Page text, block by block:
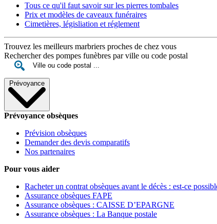
Tous ce qu'il faut savoir sur les pierres tombales
Prix et modèles de caveaux funéraires
Cimetières, législiation et réglement
Trouvez les meilleurs marbriers proches de chez vous
Rechercher des pompes funèbres par ville ou code postal
Prévoyance
Prévoyance obsèques
Prévision obsèques
Demander des devis comparatifs
Nos partenaires
Pour vous aider
Racheter un contrat obsèques avant le décès : est-ce
Assurance obsèques FAPE
Assurance obsèques : CAISSE D’EPARGNE
Assurance obsèques : La Banque postale